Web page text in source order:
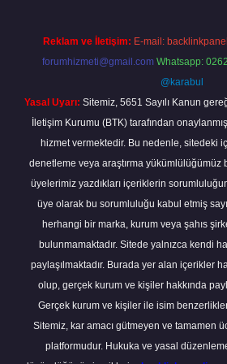
Reklam ve İletişim: E-mail:
forumhizmeti@gmail.com Whatsapp:
@karabul
Yasal Uyarı: Sitemiz, 5651 Sayılı Kanun
İletişim Kurumu (BTK) tarafından
hizmet vermektedir. Bu nedenle, sitedeki
denetleme veya araştırma yükümlülüğümüz
üyelerimiz yazdıkları içeriklerin
üye olarak bu sorumluluğu kabul etmiş
herhangi bir marka, kurum veya şahıs
bulunmamaktadır. Sitede yalnızca kendi
paylaşılmaktadır. Burada yer alan içerikler
olup, gerçek kurum ve kişiler hakkında
Gerçek kurum ve kişiler ile isim
Sitemiz, kar amacı gütmeyen ve tamamen
platformudur. Hukuka ve yasal